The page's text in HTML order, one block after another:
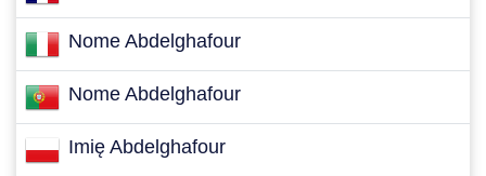
Nome Abdelghafour
Nome Abdelghafour
Imię Abdelghafour